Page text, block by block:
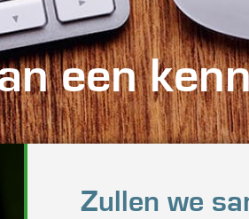
een
Zullen we